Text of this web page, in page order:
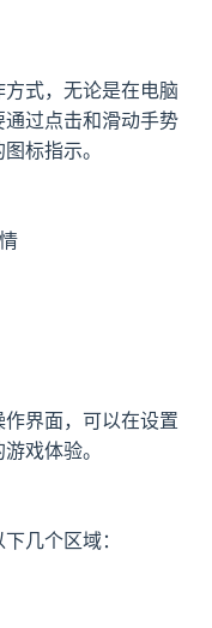
方式，无论是在电脑
过点击和滑动手势
标指示。
界面，可以在设置
戏体验。
几个区域：